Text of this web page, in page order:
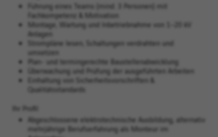
Führung eines Teams (mind. 3 Personen) mit
Fachkompetenz & Motivation
Montage, Wartung und Inbetriebnahme von 1–20 kV
Anlagen
Strompläne lesen, Schaltungen verdrahten und
umsetzen
Plan- und termingerechte Baustellenabwicklung
Überwachung und Prüfung der ausgeführten Arbeiten
Einhaltung von Sicherheitsvorschriften &
Qualitätsstandards
Ihr Profil
Abgeschlossene elektrotechnische Ausbildung, alternativ
mehrjährige Berufserfahrung als Monteur im